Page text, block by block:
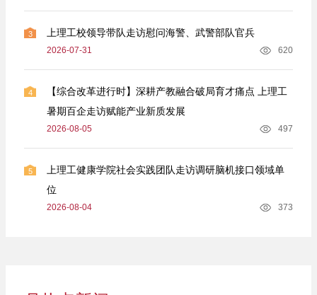
3 上理工校领导带队走访慰问海警、武警部队官兵
2026-07-31 620
4
【综合改革进行时】深耕产教融合破局育才痛点 上理工
暑期百企走访赋能产业新质发展
2026-08-05 497
5
上理工健康学院社会实践团队走访调研脑机接口领域单
位
2026-08-04 373